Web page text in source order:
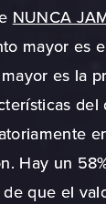
NUNCA
mayor es
es la
del
Hay un
que el